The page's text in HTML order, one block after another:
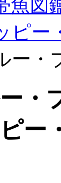
魚図
ピー
ー・
・
ー